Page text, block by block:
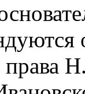
права